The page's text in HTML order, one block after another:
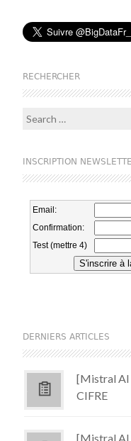
RECHERCHER
Search for:
INSCRIPTION
DERNIERS ARTICLES
[Mistral AI
CIFRE
[Mistral AI